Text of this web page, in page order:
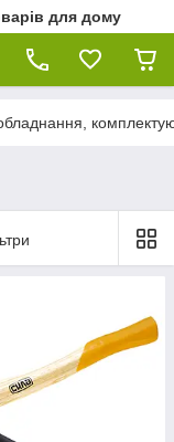
для дому